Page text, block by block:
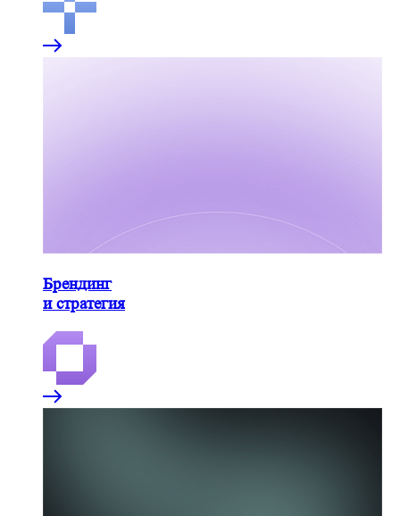
Брендинг
и стратегия